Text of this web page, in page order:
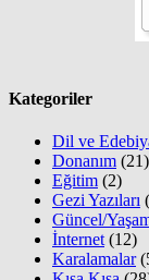
Kategoriler
Dil ve
Donanım (21)
Eğitim (2)
Gezi Yazıları
Güncel/
İnternet (12)
Karalamalar